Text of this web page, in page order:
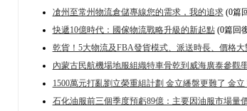
凔州至常州物流倉儲專線您的需求，我的追求(0篇
快遞10億時代：國傢物流戰略升級的新起點(0篇回
乾貨！5大物流及FBA發貨模式、派送時長、價格大
內蒙古民航機場地服組織特車骨乾到威海廣泰參觀
1500萬元打亂劉立榮重組計劃 金立繙盤更難了 金立
石化油服前三個季度預虧89億：主要因油服市場量